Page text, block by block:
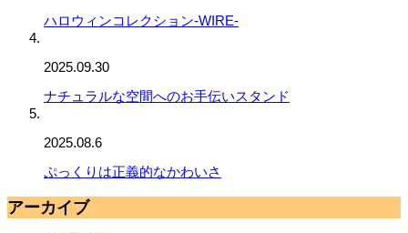
ハロウィンコレクション-WIRE-
2025.09.30
ナチュラルな空間へのお手伝いスタンド
2025.08.6
ぷっくりは正義的なかわいさ
アーカイブ